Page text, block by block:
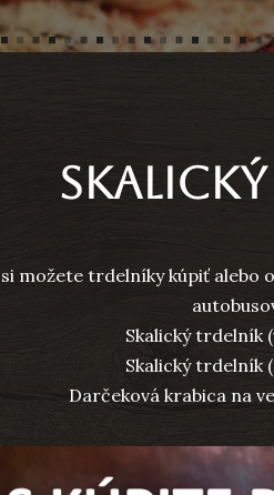
možete trdelníky kúpiť
Skalický trdelník
Skalický trdelník
Darčeková krabica na